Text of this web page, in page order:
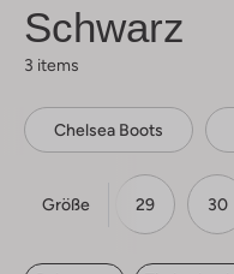
Schwarz
3 items
Chelsea Boots
Größe
28 29 30